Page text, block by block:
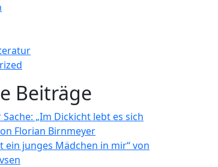
Beiträge
„Im Dickicht lebt es sich
Florian Birnmeyer
ein junges Mädchen in mir“ von